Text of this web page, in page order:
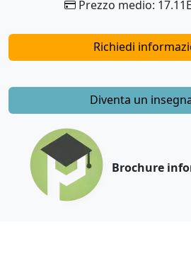
Prezzo medio:
Richiedi
Diventa un
Brochure